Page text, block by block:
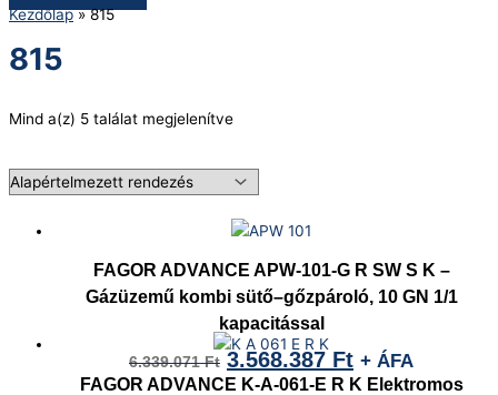
Kezdőlap»815
815
Mind a(z) 5 találat megjelenítve
FAGOR ADVANCE APW-101-G R SW S K –
Gázüzemű kombi sütő–gőzpároló, 10 GN 1/1
kapacitással
6.339.071Ft 3.568.387 Ft + ÁFA
FAGOR ADVANCE K-A-061-E R K Elektromos